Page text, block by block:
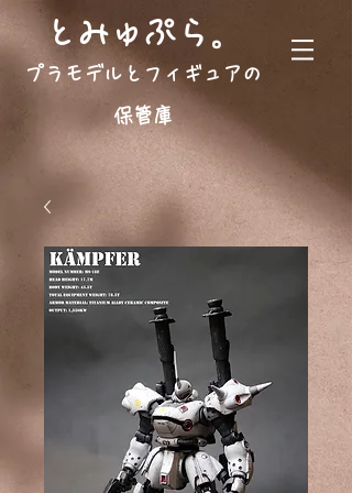
とみゅぷら 。
プラモデルとフィギュアの
保管庫